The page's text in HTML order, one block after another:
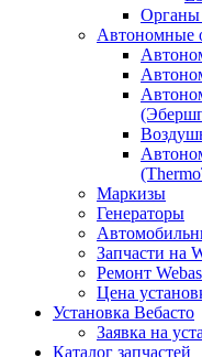
Органы
Автономные
Маркизы
Генераторы
Запчасти на
Ремонт
Цена
Установка Вебасто
Заявка на
Каталог запчастей